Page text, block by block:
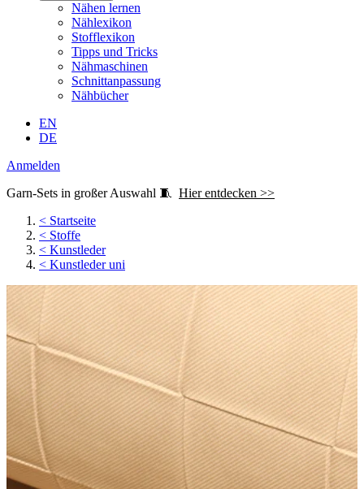
Nähen lernen
Nählexikon
Stofflexikon
Tipps und Tricks
Nähmaschinen
Schnittanpassung
Nähbücher
EN
DE
Anmelden
Garn-Sets in großer Auswahl 🧵 Hier entdecken >>
< Startseite
< Stoffe
< Kunstleder
< Kunstleder uni